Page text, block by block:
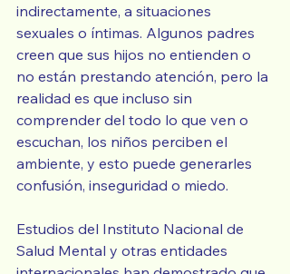
indirectamente, a situaciones
sexuales o íntimas. Algunos padres
creen que sus hijos no entienden o
no están prestando atención, pero la
realidad es que incluso sin
comprender del todo lo que ven o
escuchan, los niños perciben el
ambiente, y esto puede generarles
confusión, inseguridad o miedo.
Estudios del Instituto Nacional de
Salud Mental y otras entidades